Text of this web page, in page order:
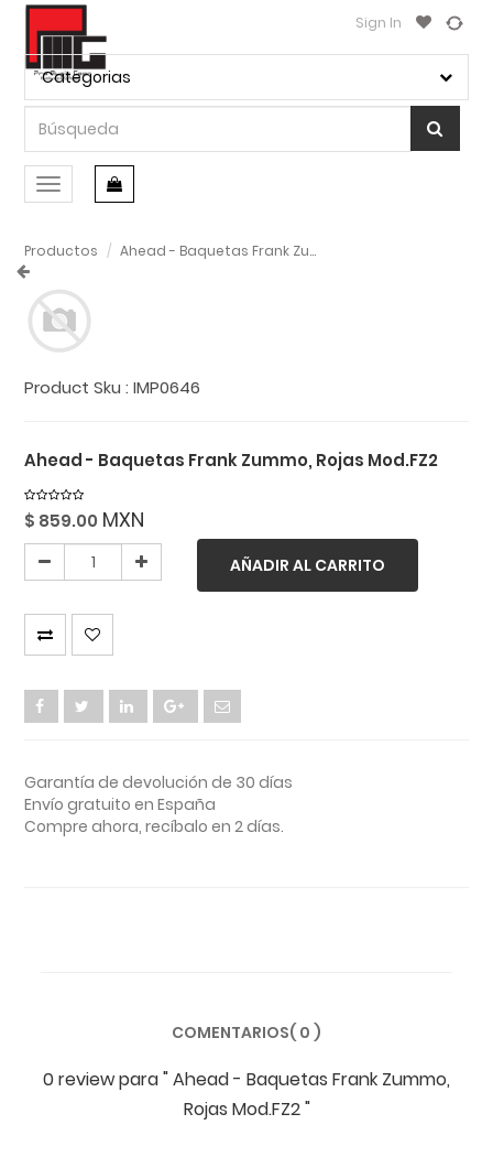
Sign In
Categorias
Conmutar
navegación
Productos Ahead - Baquetas Frank Zummo, Rojas Mod.FZ2
Product Sku :IMP0646
Ahead - Baquetas Frank Zummo, Rojas Mod.FZ2
$ 859.00 MXN
AÑADIR AL CARRITO
Garantía de devolución de 30 días
Envío gratuito en España
Compre ahora, recíbalo en 2 días.
COMENTARIOS( 0 )
0 reviewpara" Ahead - Baquetas Frank Zummo,
Rojas Mod.FZ2 "